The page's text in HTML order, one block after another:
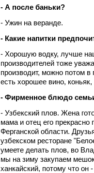
- А после баньки?
- Ужин на веранде.
- Какие напитки
- Хорошую водку, лучше
производителей тоже
производит, можно потом
есть хорошее вино,
- Фирменное блюдо
- Узбекский плов. Жена
мама и отец его прекрасно
Ферганской области.
узбекском ресторане
умеете делать плов, во
мы на зиму закупаем
ханкайский, потому что он